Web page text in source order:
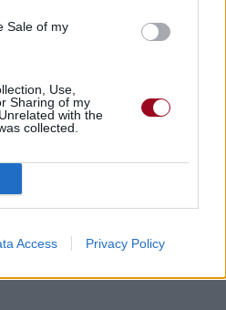
Sale of my
Use,
Sharing of my
with the
collected.
Access Privacy Policy